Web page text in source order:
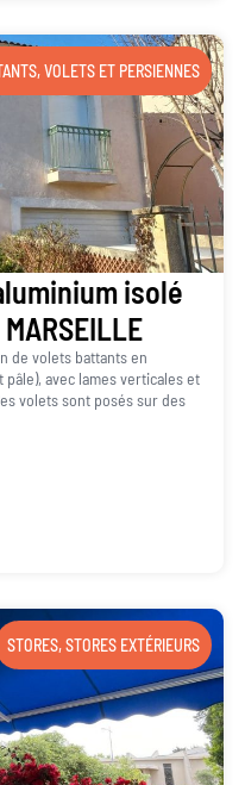
,VOLETS ET PERSIENNES
isolé
de volets battants en
pâle), avec lames verticales et
volets sont posés sur des
STORES,STORES EXTÉRIEURS